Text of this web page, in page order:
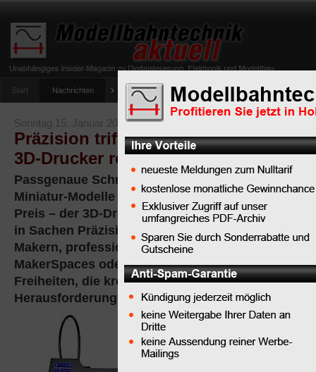
Start Nachrichten Tipps Newsletter Archiv Magazin
umfrage-viessmann-multiprotokoll-lichtdecoder
Sonntag 15. Januar 2017
Präzision trifft Modellbau-Kreativität:
3D-Drucker renkforce RF500
Passgenaue Schrauben, Gewinde und Bauteile,
Miniatur-Modelle oder clevere Helfer für den
Preis – der 3D-Drucker RF500 von renkforce
in Sachen Präzision und Druckqualität und bietet
Makern, professionellen Tüftlern und Tekkies in
MakerSpaces oder Modellbau- und Modellbahn-
Freiheiten, die kreatives Arbeiten und das Lösen
Herausforderungen erfordern.
Offen für alles
– Design und
Software